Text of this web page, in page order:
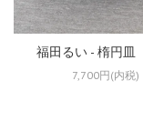
福田るい - 楕円皿
7,700円(内税)